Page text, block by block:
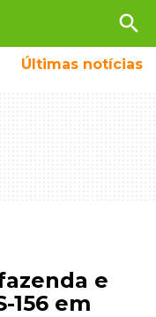
search
Últimas notícias
e
156 em